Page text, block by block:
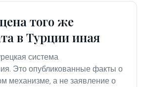
того же
в Турции иная
система
Это опубликованные факты о
механизме, а не заявление о